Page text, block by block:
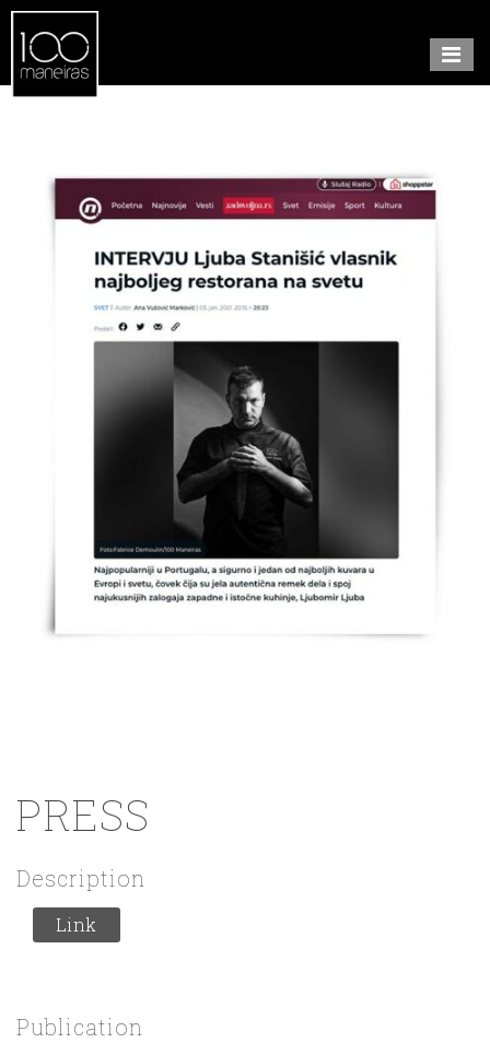
PRESS
Description
Link
Publication